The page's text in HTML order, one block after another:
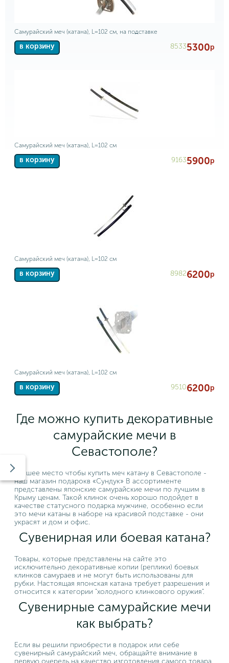
Самурайский меч (катана), L=102 см, на подставке
в корзину 85335300р
Самурайский меч (катана), L=102 см
в корзину 91635900р
Самурайский меч (катана), L=102 см
в корзину 89826200р
Самурайский меч (катана), L=102 см
в корзину 95106200р
Где можно купить декоративные
самурайские мечи в
Севастополе?
Лучшее место чтобы купить меч катану в Севастополе -
наш магазин подарокв «Сундук» В ассортименте
представлены японские самурайские мечи по лучшим в
Крыму ценам. Такой клинок очень хорошо подойдет в
качестве статусного подарка мужчине, особенно если
это мечи катаны в наборе на красивой подставке - они
украсят и дом и офис.
Сувенирная или боевая катана?
Товары, которые представлены на сайте это
исключительно декоративные копии (реплики) боевых
клинков самураев и не могут быть использованы для
рубки. Настоящая японская катана требует разрешения и
относится к категории "холодного клинкового оружия".
Сувенирные самурайские мечи
как выбрать?
Если вы решили приобрести в подарок или себе
сувенирный самурайский меч, обращайте внимание в
первую очередь на качество изготовления самого товара.